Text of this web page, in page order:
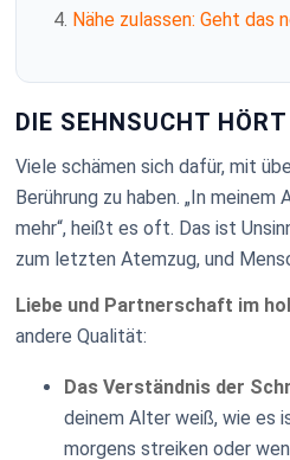
Nähe zulassen: Geht das
DIE SEHNSUCHT
Viele schämen sich dafür, mit
Berührung zu haben. „In
mehr“, heißt es oft. Das ist
zum letzten Atemzug, und
Liebe und Partnerschaft im
andere Qualität:
Das Verständnis der
deinem Alter weiß, wie es
morgens streiken oder